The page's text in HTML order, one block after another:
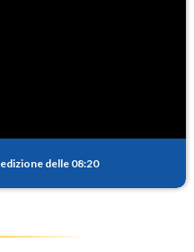
edizione delle 08:20